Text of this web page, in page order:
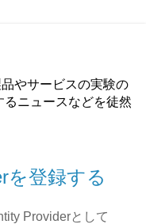
やサービスの実験の
ニュースなどを徒然
を登録する
Providerとして